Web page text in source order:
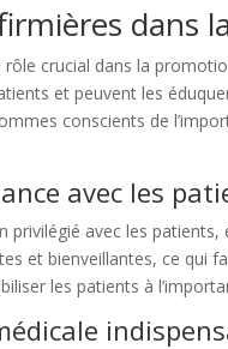
dans
crucial dans la
et peuvent les
conscients de
avec les
privilégié avec les
et bienveillantes, ce qui
les patients à